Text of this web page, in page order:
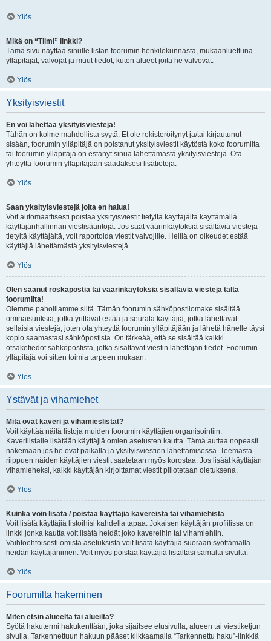
Ylös
Mikä on “Tiimi” linkki?
Tämä sivu näyttää sinulle listan foorumin henkilökunnasta, mukaanluettuna
ylläpitäjät, valvojat ja muut tiedot, kuten alueet joita he valvovat.
Ylös
Yksityisviestit
En voi lähettää yksityisviestejä!
Tähän on kolme mahdollista syytä. Et ole rekisteröitynyt ja/tai kirjautunut
sisään, foorumin ylläpitäjä on poistanut yksityisviestit käytöstä koko foorumilta
tai foorumin ylläpitäjä on estänyt sinua lähettämästä yksityisviestejä. Ota
yhteyttä foorumin ylläpitäjään saadaksesi lisätietoja.
Ylös
Saan yksityisviestejä joita en halua!
Voit automaattisesti poistaa yksityisviestit tietyltä käyttäjältä käyttämällä
käyttäjänhallinnan viestisääntöjä. Jos saat väärinkäytöksiä sisältäviä viestejä
tietyltä käyttäjältä, voit raportoida viestit valvojille. Heillä on oikeudet estää
käyttäjiä lähettämästä yksityisviestejä.
Ylös
Olen saanut roskapostia tai väärinkäytöksiä sisältäviä viestejä tältä
foorumilta!
Olemme pahoillamme siitä. Tämän foorumin sähköpostilomake sisältää
ominaisuuksia, jotka yrittävät estää ja seurata käyttäjiä, jotka lähettävät
sellaisia viestejä, joten ota yhteyttä foorumin ylläpitäjään ja lähetä hänelle täysi
kopio saamastasi sähköpostista. On tärkeää, että se sisältää kaikki
otsaketiedot sähköpostista, jotka sisältävät viestin lähettäjän tiedot. Foorumin
ylläpitäjä voi sitten toimia tarpeen mukaan.
Ylös
Ystävät ja vihamiehet
Mitä ovat kaveri ja vihamieslistat?
Voit käyttää näitä listoja muiden foorumin käyttäjien organisointiin.
Kaverilistalle lisätään käyttäjiä omien asetusten kautta. Tämä auttaa nopeasti
näkemään jos he ovat paikalla ja yksityisviestien lähettämisessä. Teemasta
riippuen näiden käyttäjien viestit saatetaan myös korostaa. Jos lisäät käyttäjän
vihamieheksi, kaikki käyttäjän kirjoittamat viestit piilotetaan oletuksena.
Ylös
Kuinka voin lisätä / poistaa käyttäjiä kavereista tai vihamiehistä
Voit lisätä käyttäjiä listoihisi kahdella tapaa. Jokaisen käyttäjän profiilissa on
linkki jonka kautta voit lisätä heidät joko kavereihin tai vihamiehiin.
Vaihtoehtoisesti omista asetuksista voit lisätä käyttäjiä suoraan syöttämällä
heidän käyttäjänimen. Voit myös poistaa käyttäjiä listaltasi samalta sivulta.
Ylös
Foorumilta hakeminen
Miten etsin alueelta tai alueilta?
Syötä hakutermi hakukenttään, joka sijaitsee etusivulla, alueen tai viestiketjun
sivulla. Tarkennettuun hakuun pääset klikkaamalla “Tarkennettu haku”-linkkiä